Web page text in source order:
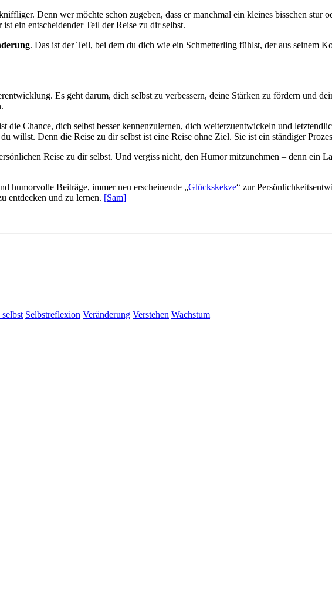
Denn wer möchte schon zugeben, dass er manchmal ein kleines bisschen stur
ein entscheidender Teil der Reise zu dir selbst.
. Das ist der Teil, bei dem du dich wie ein Schmetterling fühlst, der aus seinem
Es geht darum, dich selbst zu verbessern, deine Stärken zu fördern und
die Chance, dich selbst besser kennenzulernen, dich weiterzuentwickeln und
willst. Denn die Reise zu dir selbst ist eine Reise ohne Ziel. Sie ist ein ständiger
Reise zu dir selbst. Und vergiss nicht, den Humor mitzunehmen – denn ein
humorvolle Beiträge, immer neu erscheinende „Glückskekze“ zur
entdecken und zu lernen. [Sam]
Selbstreflexion Veränderung Verstehen Wachstum